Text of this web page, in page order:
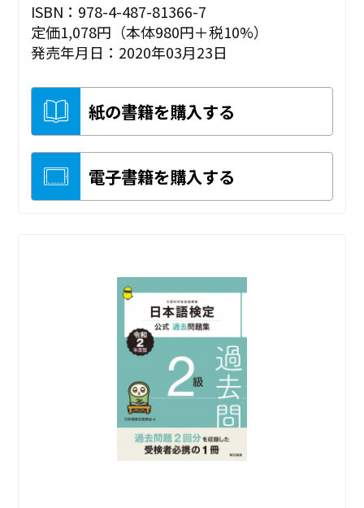
ISBN：978-4-487-81366-7
定価1,078円（本体980円＋税10%）
発売年月日：2020年03月23日
紙の書籍を購入する
電子書籍を購入する